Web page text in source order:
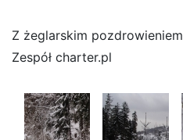
Z żeglarskim pozdrowieniem
Zespół charter.pl